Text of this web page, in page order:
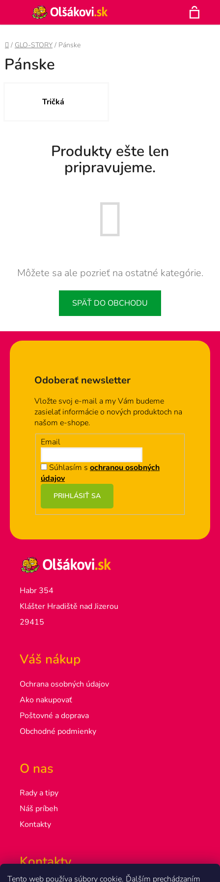
Tento web používa súbory cookie. Ďalším prechádzaním
obsah
Hľadať
Domov
/ GLO-STORY / Pánske
Pánske
Tričká
Produkty ešte len
pripravujeme.
Môžete sa ale pozrieť na ostatné kategórie.
SPÄŤ DO OBCHODU
Odoberať newsletter
Vložte svoj e-mail a my Vám budeme
zasielať informácie o nových produktoch na
našom e-shope.
Email
Súhlasím s ochranou osobných
údajov
PRIHLÁSIŤ SA
Habr 354
Klášter Hradiště nad Jizerou
29415
Váš nákup
Ochrana osobných údajov
Ako nakupovať
Poštovné a doprava
Obchodné podmienky
O nas
Rady a tipy
Náš príbeh
Kontakty
Kontakty